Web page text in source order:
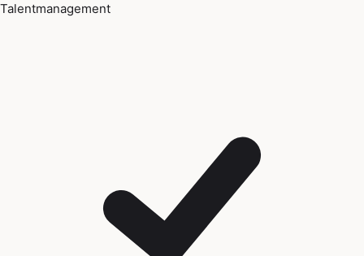
Talentmanagement